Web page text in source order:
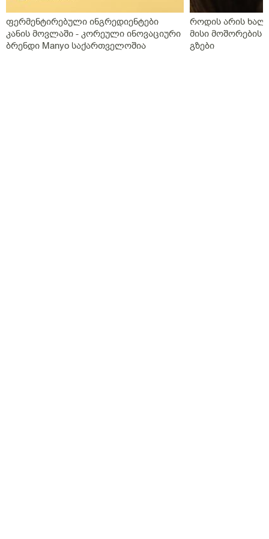
ფერმენტირებული ინგრედიენტები
კანის მოვლაში - კორეული ინოვაციური
ბრენდი Manyo საქართველოშია
როდის არის
მისი მოშორების
გზები